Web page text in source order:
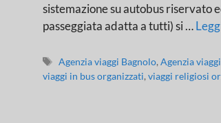
sistemazione su autobus riservato
passeggiata adatta a tutti) si …
Agenzia viaggi Bagnolo,Agenzia
viaggi in bus organizzati, viaggi religiosi